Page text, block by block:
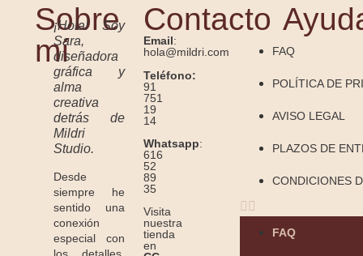
Sobre
mí
¡Hola! Soy
Sara,
diseñadora
gráfica y
alma
creativa
detrás de
Mildri
Studio.
Desde
siempre he
sentido una
conexión
especial con
Contacto
Email:
hola@mildri.com
Teléfono:
91
751
19
14
Whatsapp:
616
52
89
35
Visita
nuestra
tienda
en
FAQ
POLÍTICA DE
AVISO LEGAL
PLAZOS DE
CONDICIONES
FAQ